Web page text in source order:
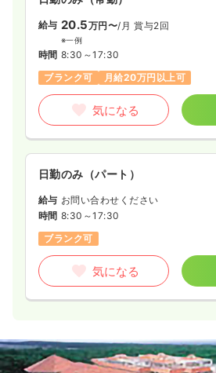
給与 20.5万円〜/月 賞与2回
※一例
時間 8:30～17:30
ブランク可
月給20万円以上可
気になる
日勤のみ（パート）
給与 お問い合わせください
時間 8:30～17:30
ブランク可
気になる